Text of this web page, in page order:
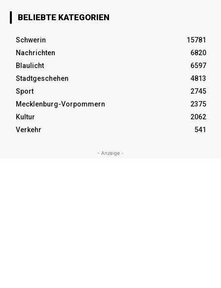
BELIEBTE KATEGORIEN
Schwerin
15781
Nachrichten
6820
Blaulicht
6597
Stadtgeschehen
4813
Sport
2745
Mecklenburg-Vorpommern
2375
Kultur
2062
Verkehr
541
- Anzeige -